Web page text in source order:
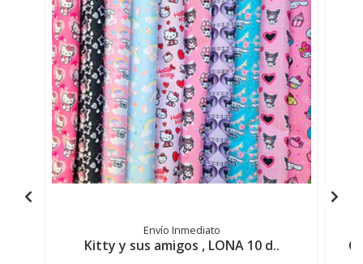
Envío Inmediato
Kitty y sus amigos , LONA 10 d..